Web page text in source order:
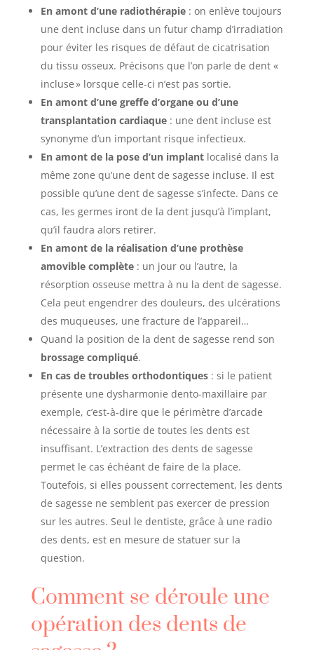
En amont d’une radiothérapie: on enlève toujours
une dent incluse dans un futur champ d’irradiation
pour éviter les risques de défaut de cicatrisation
du tissu osseux. Précisons que l’on parle de dent «
incluse» lorsque celle-ci n’est pas sortie.
En amont d’une greffe d’organe ou d’une
transplantation cardiaque: une dent incluse est
synonyme d’un important risque infectieux.
En amont de la pose d’un implantlocalisé dans la
même zone qu’une dent de sagesse incluse. Il est
possible qu’une dent de sagesse s’infecte. Dans ce
cas, les germes iront de la dent jusqu’à l’implant,
qu’il faudra alors retirer.
En amont de la réalisation d’une prothèse
amovible complète: un jour ou l’autre, la
résorption osseuse mettra à nu la dent de sagesse.
Cela peut engendrer des douleurs, des ulcérations
des muqueuses, une fracture de l’appareil…
Quand la position de la dent de sagesse rend son
brossage compliqué.
En cas de troubles orthodontiques: si le patient
présente une dysharmonie dento-maxillaire par
exemple, c’est-à-dire que le périmètre d’arcade
nécessaire à la sortie de toutes les dents est
insuffisant. L’extraction des dents de sagesse
permet le cas échéant de faire de la place.
Toutefois, si elles poussent correctement, les dents
de sagesse ne semblent pas exercer de pression
sur les autres. Seul le dentiste, grâce à une radio
des dents, est en mesure de statuer sur la
question.
Comment se déroule une
opération des dents de